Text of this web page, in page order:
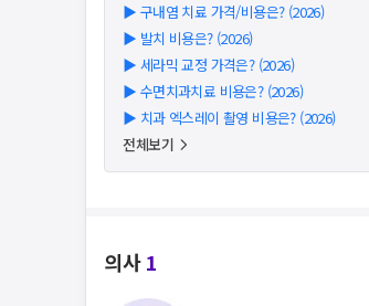
▶ 구내염 치료 가격/비용은? (2026)
▶ 발치 비용은? (2026)
▶ 세라믹 교정 가격은? (2026)
▶ 수면치과치료 비용은? (2026)
▶ 치과 엑스레이 촬영 비용은? (2026)
전체보기
의사1